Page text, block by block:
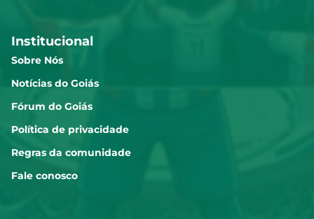
Institucional
Sobre Nós
Notícias do Goiás
Fórum do Goiás
Política de privacidade
Regras da comunidade
Fale conosco